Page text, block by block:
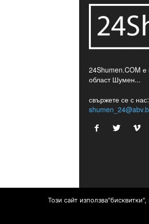
24Shumen.COM
област Шумен...
свържете се с нас:
© © 2017
Този сайт